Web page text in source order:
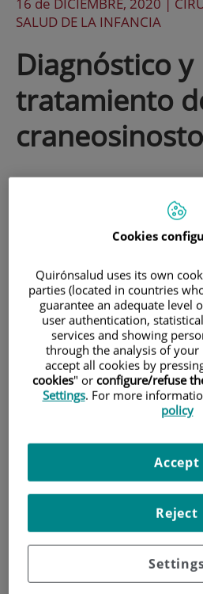
SALUD DE LA INFANCIA
Diagnóstico y
tratamiento
nacimiento producido
prematuro de las
que unen los huesos
(suturas craneales),
del bebé esté
Si las suturas se cierran de forma
Cookies
Quirónsalud uses its own
parties (located in countries
guarantee an adequate level
user authentication,
services and showing
through the analysis of your
accept all cookies by
cookies" or configure/refuse
Settings. For more
policy
Reject
Accept